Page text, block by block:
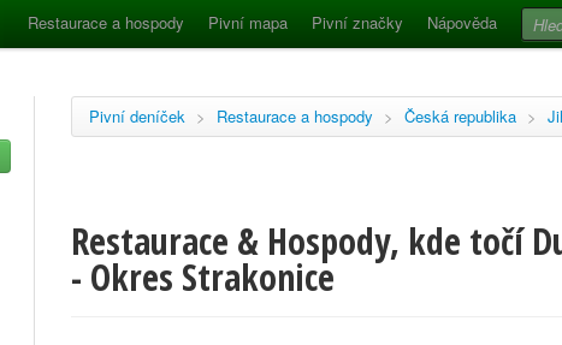
Restaurace a hospody Pivní mapa Pivní značky Nápověda
Pivní deníček > Restaurace a hospody > Česká republika >
Restaurace & Hospody, kde točí
- Okres Strakonice